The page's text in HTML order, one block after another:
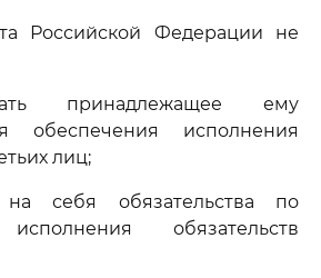
Российской Федерации не
принадлежащее ему
обеспечения исполнения
лиц;
себя обязательства по
обязательств